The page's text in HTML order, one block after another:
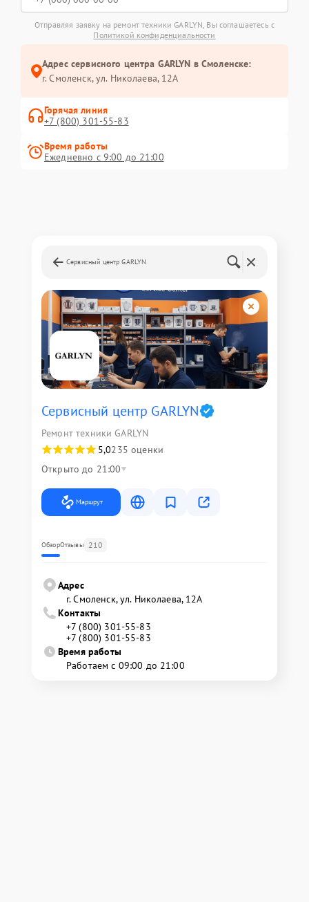
Отправляя заявку на ремонт техники GARLYN, Вы соглашаетесь с
Политикой конфиденциальности
Адрес сервисного центра GARLYN в Смоленске:
г. Смоленск, ул. Николаева, 12А
Горячая линия
+7 (800) 301-55-83
Время работы
Ежедневно с 9:00 до 21:00
Сервисный центр GARLYN
Сервисный центр GARLYN
Ремонт техники GARLYN
5,0235 оценки
Открыто до 21:00
Маршрут
ОбзорОтзывы 210
Адрес
г. Смоленск, ул. Николаева, 12А
Контакты
+7 (800) 301-55-83
+7 (800) 301-55-83
Время работы
Работаем с 09:00 до 21:00